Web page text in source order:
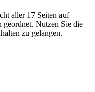
aller 17 Seiten auf
geordnet. Nutzen Sie die
zu gelangen.